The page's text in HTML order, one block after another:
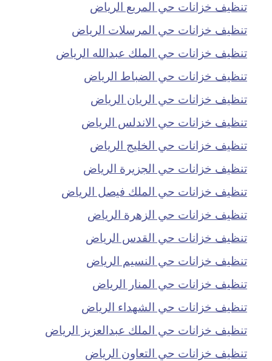
تنظيف خزانات حي المربع الرياض
تنظيف خزانات حي المرسلات الرياض
تنظيف خزانات حي الملك عبدالله الرياض
تنظيف خزانات حي الضباط الرياض
تنظيف خزانات حي الريان الرياض
تنظيف خزانات حي الاندلس الرياض
تنظيف خزانات حي الخليج الرياض
تنظيف خزانات حي الجزيرة الرياض
تنظيف خزانات حي الملك فيصل الرياض
تنظيف خزانات حي الزهرة الرياض
تنظيف خزانات حي القدس الرياض
تنظيف خزانات حي النسيم الرياض
تنظيف خزانات حي المنار الرياض
تنظيف خزانات حي الشهداء الرياض
تنظيف خزانات حي الملك عبدالعزيز الرياض
تنظيف خزانات حي التعاون الرياض